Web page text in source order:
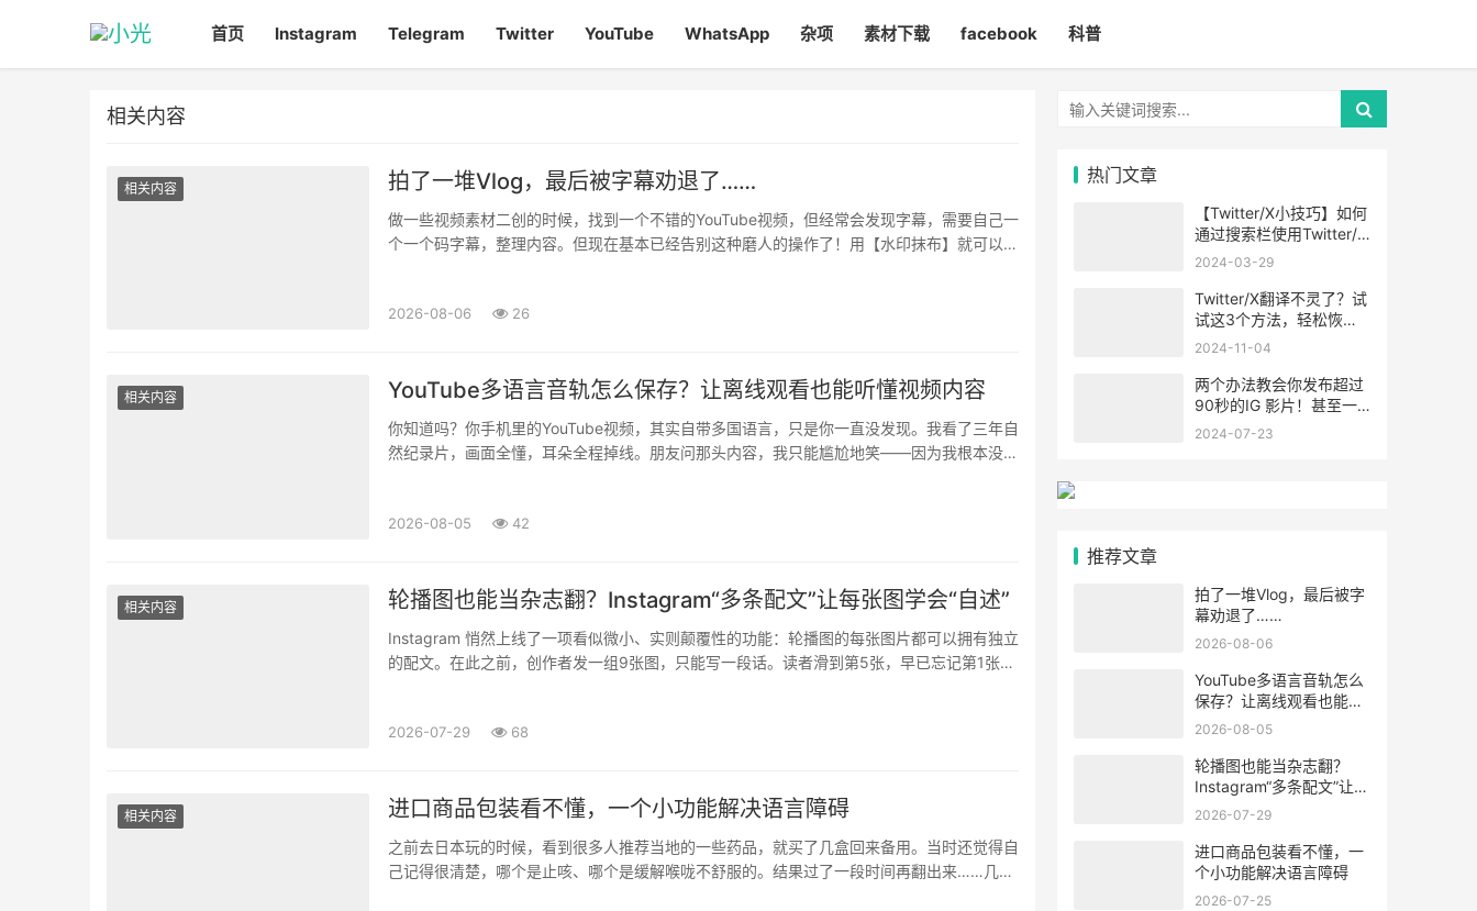
首页 Instagram Telegram Twitter YouTube WhatsApp 杂项 素材下载 facebook 科普
相关内容
相关内容 拍了一堆Vlog，最后被字幕劝退了……
做一些视频素材二创的时候，找到一个不错的YouTube视频，但经常会发现字幕，需要自己一
个一个码字幕，整理内容。但现在基本已经告别这种磨人的操作了！用【水印抹布】就可以，
2026-08-06 26
相关内容 YouTube多语言音轨怎么保存？让离线观看也能听懂视频内容
你知道吗？你手机里的YouTube视频，其实自带多国语言，只是你一直没发现。我看了三年自
然纪录片，画面全懂，耳朵全程掉线。朋友问那头内容，我只能尴尬地笑——因为我根本没听
2026-08-05 42
相关内容 轮播图也能当杂志翻？Instagram“多条配文”让每张图学会“自述”
Instagram 悄然上线了一项看似微小、实则颠覆性的功能：轮播图的每张图片都可以拥有独立
的配文。在此之前，创作者发一组9张图，只能写一段话。读者滑到第5张，早已忘记第1张在
2026-07-29 68
相关内容 进口商品包装看不懂，一个小功能解决语言障碍
之前去日本玩的时候，看到很多人推荐当地的一些药品，就买了几盒回来备用。当时还觉得自
己记得很清楚，哪个是止咳、哪个是缓解喉咙不舒服的。结果过了一段时间再翻出来……几个
热门文章
【Twitter/X小技巧】如何
通过搜索栏使用Twitter/X
的高级搜索功能
2024-03-29
Twitter/X翻译不灵了？试
试这3个方法，轻松恢
复！
2024-11-04
两个办法教会你发布超过
90秒的IG 影片！甚至一
小时！
2024-07-23
推荐文章
拍了一堆Vlog，最后被字
幕劝退了……
2026-08-06
YouTube多语言音轨怎么
保存？让离线观看也能听
懂视频内容
2026-08-05
轮播图也能当杂志翻？
Instagram“多条配文”让每
张图学会“自述”
2026-07-29
进口商品包装看不懂，一
个小功能解决语言障碍
2026-07-25